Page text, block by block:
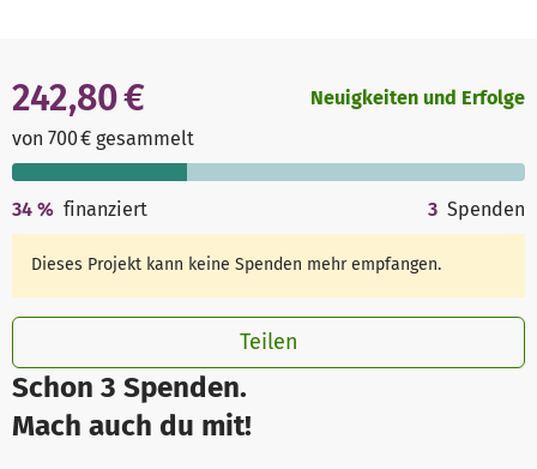
Schon 3 Spenden.
Mach auch du mit!
242,80 €
von 700 € gesammelt
Neuigkeiten und Erfolge
34 % finanziert 3 Spenden
Dieses Projekt kann keine Spenden mehr empfangen.
Teilen